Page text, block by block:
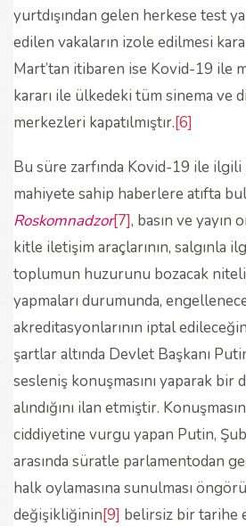
yurtdışından gelen herkese test
edilen vakaların izole edilmesi
Mart’tan itibaren ise Kovid-19 ile
kararı ile ülkedeki tüm sinema ve
merkezleri kapatılmıştır.[6]
Bu süre zarfında Kovid-19 ile ilgili
mahiyete sahip haberlere atıfta
Roskomnadzor[7], basın ve yayın
kitle iletişim araçlarının, salgınla
toplumun huzurunu bozacak
yapmaları durumunda,
akreditasyonlarının iptal
şartlar altında Devlet Başkanı
sesleniş konuşmasını yaparak
alındığını ilan etmiştir.
ciddiyetine vurgu yapan Putin,
arasında süratle parlamentodan
halk oylamasına sunulması
değişikliğinin[9] belirsiz bir tarihe